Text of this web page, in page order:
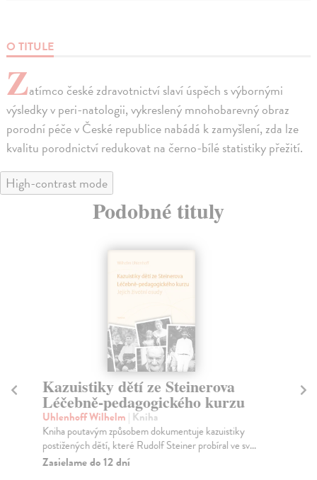
O TITULE
Zatímco české zdravotnictví slaví úspěch s výbornými
výsledky v peri-natologii, vykreslený mnohobarevný obraz
porodní péče v České republice nabádá k zamyšlení, zda lze
kvalitu porodnictví redukovat na černo-bílé statistiky přežití.
High-contrast mode
Podobné tituly
Kazuistiky dětí ze Steinerova
Léčebně-pedagogického kurzu
Uhlenhoff Wilhelm | Kniha
Kniha poutavým způsobem dokumentuje kazuistiky
postižených dětí, které Rudolf Steiner probíral ve sv...
Zasielame do 12 dní